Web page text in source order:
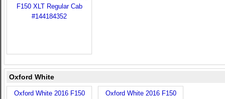
Oxford White
Oxford White 2016 F150
Oxford White 2016 F150